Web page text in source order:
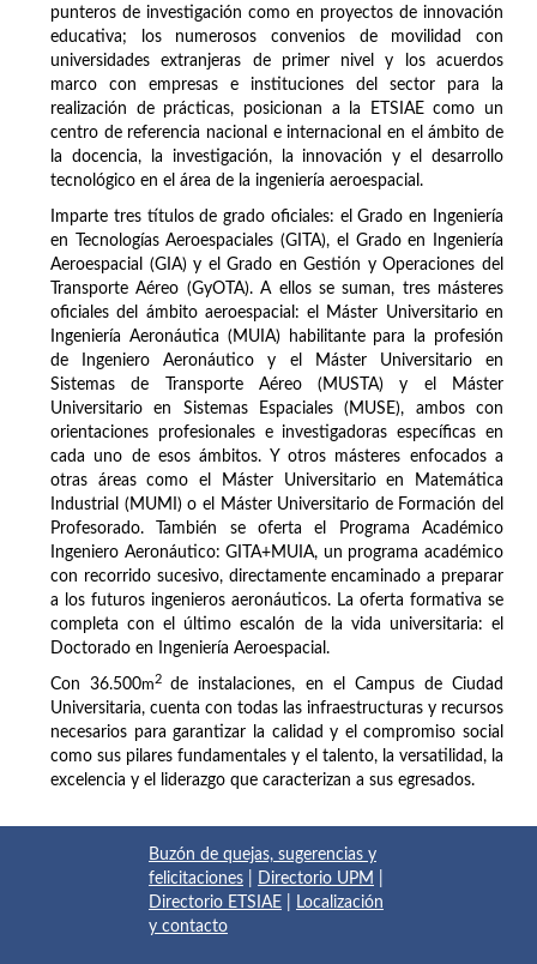
punteros de investigación como en proyectos de innovación
educativa; los numerosos convenios de movilidad con
universidades extranjeras de primer nivel y los acuerdos
marco con empresas e instituciones del sector para la
realización de prácticas, posicionan a la ETSIAE como un
centro de referencia nacional e internacional en el ámbito de
la docencia, la investigación, la innovación y el desarrollo
tecnológico en el área de la ingeniería aeroespacial.
Imparte tres títulos de grado oficiales: el Grado en Ingeniería
en Tecnologías Aeroespaciales (GITA), el Grado en Ingeniería
Aeroespacial (GIA) y el Grado en Gestión y Operaciones del
Transporte Aéreo (GyOTA). A ellos se suman, tres másteres
oficiales del ámbito aeroespacial: el Máster Universitario en
Ingeniería Aeronáutica (MUIA) habilitante para la profesión
de Ingeniero Aeronáutico y el Máster Universitario en
Sistemas de Transporte Aéreo (MUSTA) y el Máster
Universitario en Sistemas Espaciales (MUSE), ambos con
orientaciones profesionales e investigadoras específicas en
cada uno de esos ámbitos. Y otros másteres enfocados a
otras áreas como el Máster Universitario en Matemática
Industrial (MUMI) o el Máster Universitario de Formación del
Profesorado. También se oferta el Programa Académico
Ingeniero Aeronáutico: GITA+MUIA, un programa académico
con recorrido sucesivo, directamente encaminado a preparar
a los futuros ingenieros aeronáuticos. La oferta formativa se
completa con el último escalón de la vida universitaria: el
Doctorado en Ingeniería Aeroespacial.
Con 36.500m2
de instalaciones, en el Campus de Ciudad
Universitaria, cuenta con todas las infraestructuras y recursos
necesarios para garantizar la calidad y el compromiso social
como sus pilares fundamentales y el talento, la versatilidad, la
excelencia y el liderazgo que caracterizan a sus egresados.
Buzón de quejas, sugerencias y
felicitaciones
Directorio UPM
Directorio ETSIAE
Localización
y contacto